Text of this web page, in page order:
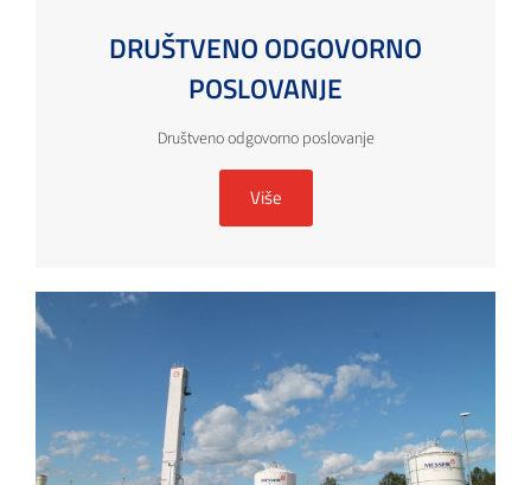
DRUŠTVENO ODGOVORNO
POSLOVANJE
Društveno odgovorno poslovanje
Više